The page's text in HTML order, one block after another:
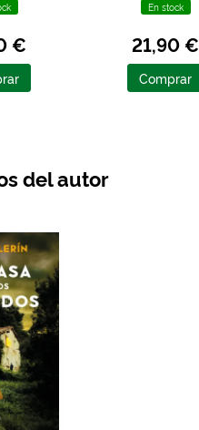
€
En stock
21,90 €
Comprar
del autor